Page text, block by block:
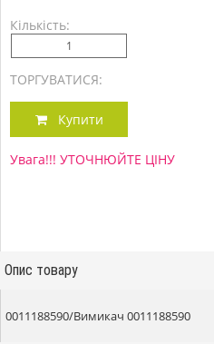
Кількість:
ТОРГУВАТИСЯ:
Купити
Увага!!! УТОЧНЮЙТЕ ЦІНУ
Опис товару
0011188590/Вимикач 0011188590